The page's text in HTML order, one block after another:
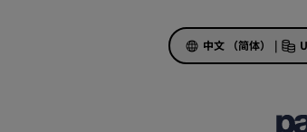
中文 （简体） |